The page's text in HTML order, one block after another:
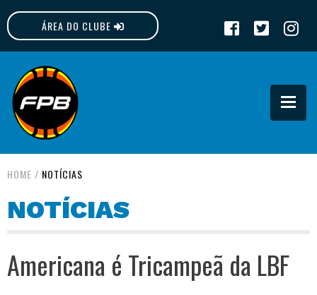
ÁREA DO CLUBE
FPB
HOME / NOTÍCIAS
NOTÍCIAS
Americana é Tricampeã da LBF